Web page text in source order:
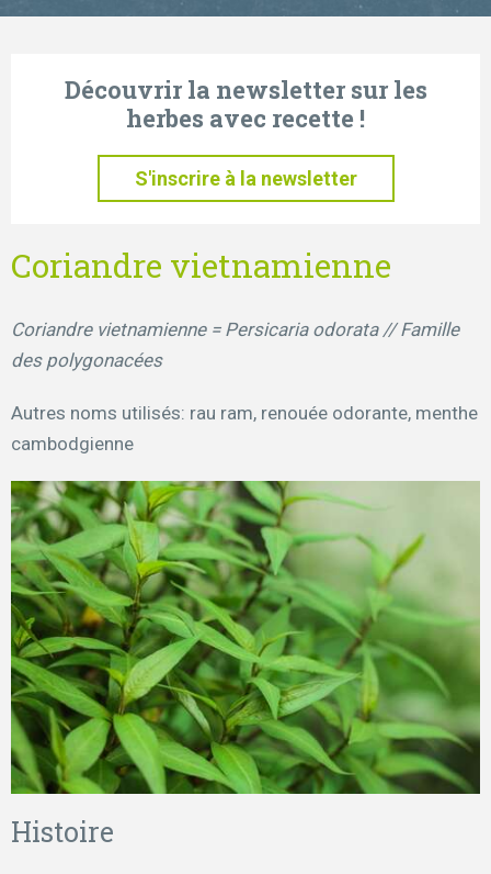
Découvrir la newsletter sur les
herbes avec recette !
S'inscrire à la newsletter
Coriandre vietnamienne
Coriandre vietnamienne = Persicaria odorata // Famille
des polygonacées
Autres noms utilisés: rau ram, renouée odorante, menthe
cambodgienne
Histoire